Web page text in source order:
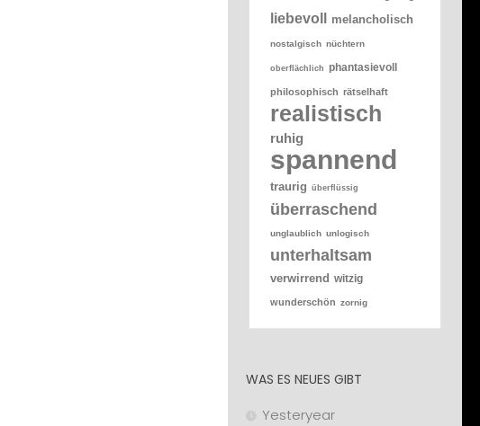
liebevoll melancholisch
nostalgisch nüchtern
oberflächlich phantasievoll
philosophisch rätselhaft
realistisch
ruhig
spannend
traurig überflüssig
überraschend
unglaublich unlogisch
unterhaltsam
verwirrend witzig
wunderschön zornig
WAS ES NEUES GIBT
Yesteryear